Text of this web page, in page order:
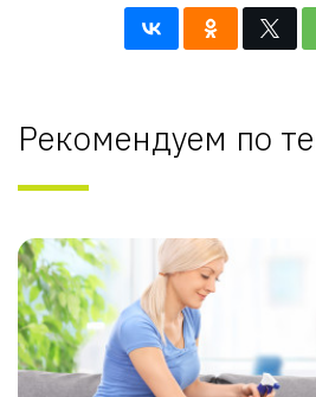
Рекомендуем по